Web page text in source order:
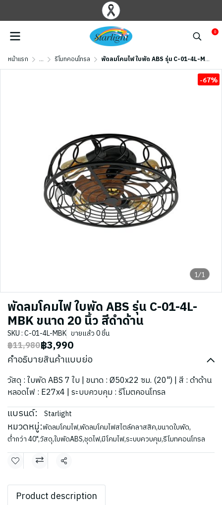
0
หน้าแรก ... รีโมทคอนโทรล พัดลมโคมไฟ ใบพัด ABS รุ่น C-01-4L-MBK ขนาด 20 นิ้ว สีดำด้าน
1/1
-67%
พัดลมโคมไฟ ใบพัด ABS รุ่น C-01-4L-
MBK ขนาด 20 นิ้ว สีดำด้าน
SKU : C-01-4L-MBK ขายแล้ว 0 ชิ้น
฿11,980฿3,990
คำอธิบายสินค้าแบบย่อ
วัสดุ : ใบพัด ABS 7 ใบ | ขนาด : Ø50x22 ซม. (20") | สี : ดำด้าน
หลอดไฟ : E27x4 | ระบบควบคุม : รีโมตคอนโทรล
แบรนด์: Starlight
หมวดหมู่:พัดลมโคมไฟ,พัดลมโคมไฟสไตล์คลาสสิค,ขนาดใบพัด,
ต่ำกว่า 40",วัสดุ,ใบพัดABS,ชุดไฟ,มีโคมไฟ,ระบบควบคุม,รีโมทคอนโทรล
แชร์
Product description